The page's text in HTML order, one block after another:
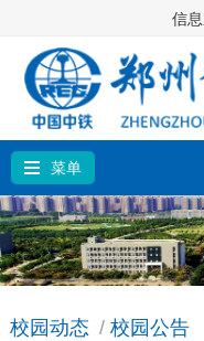
信
菜单
校园动态 / 校园公告